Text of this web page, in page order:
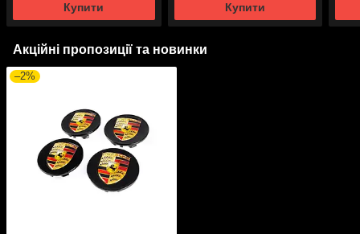
Купити Купити
Акційні пропозиції та новинки
–2%